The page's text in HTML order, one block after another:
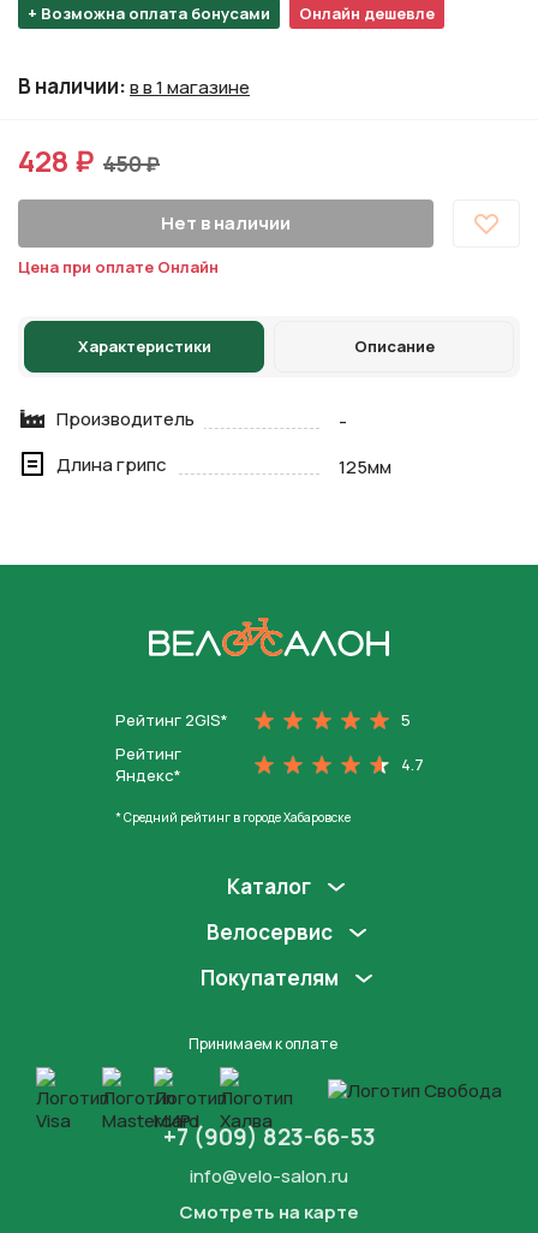
+ Возможна оплата бонусами Онлайн дешевле
В наличии:в в 1 магазине
428 ₽ 450 ₽
Нет в наличии
Цена при оплате Онлайн
Характеристики Описание
Производитель
-
Длина грипс
125мм
Рейтинг 2GIS*
5
Рейтинг
Яндекс*
4.7
* Средний рейтинг в городе Хабаровске
Каталог
Велосервис
Покупателям
Принимаем к оплате
+7 (909) 823-66-53
info@velo-salon.ru
Смотреть на карте